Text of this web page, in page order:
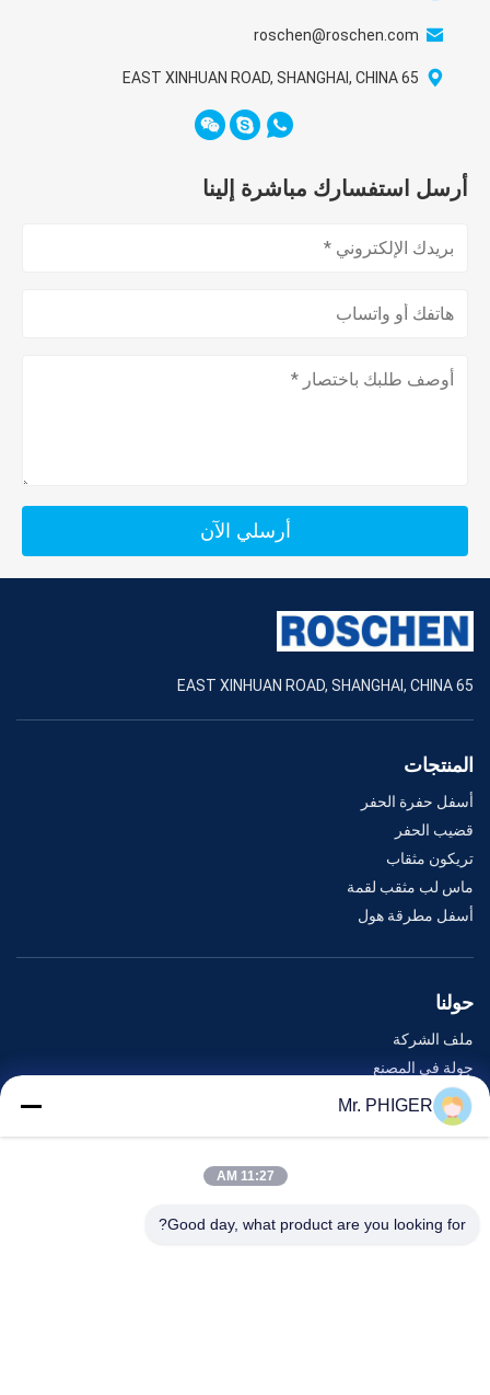
roschen@roschen.com
65 EAST XINHUAN ROAD, SHANGHAI, CHINA
أرسل استفسارك مباشرة إلينا
أرسلي الآن
65 EAST XINHUAN ROAD, SHANGHAI, CHINA
المنتجات
أسفل حفرة الحفر
قضيب الحفر
تريكون مثقاب
ماس لب مثقب لقمة
أسفل مطرقة هول
حولنا
ملف الشركة
جولة في المصنع
مراقبة الجودة
خريطة الموقع
الأحداث
Mr. PHIGER
11:27 AM
Good day, what product are you looking for?